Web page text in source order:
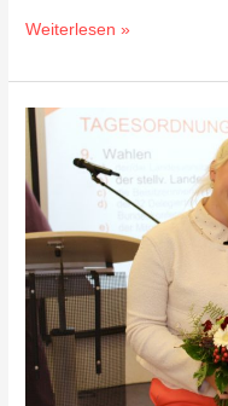
Weiterlesen »
Christin-
Marie
Stamm
weiterhin
Vorsitzende
SPD-
Frauen
in
Nordrhein-
Westfalen